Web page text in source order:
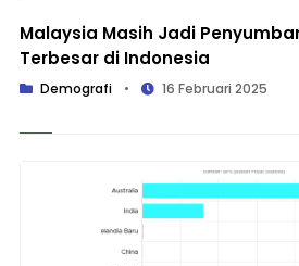
Malaysia Masih Jadi
Terbesar di Indonesia
Demografi • 16 Februari 2025